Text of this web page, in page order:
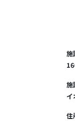
施
施
イ
住